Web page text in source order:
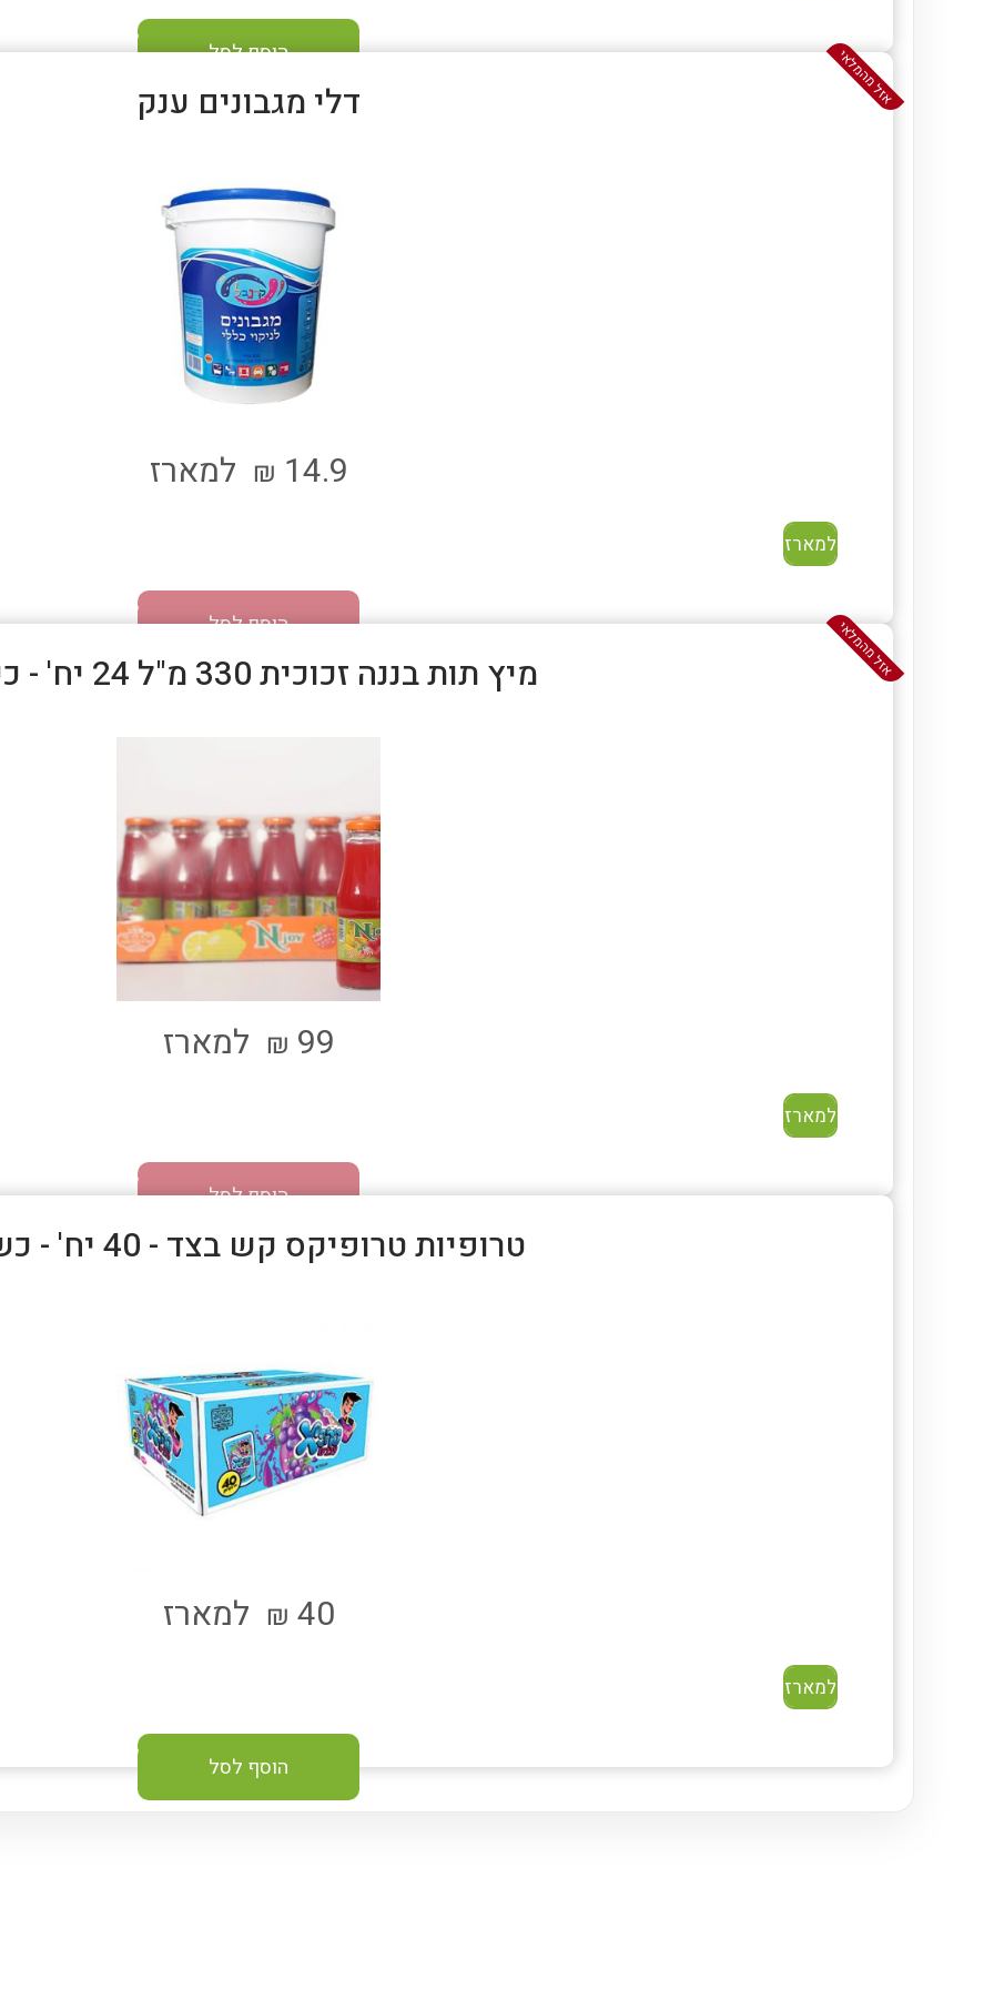
הוסף לסל אזל מהמלאי דלי מגבונים ענק
14.9
₪ למארז
למארז
הוסף לסל אזל מהמלאי מיץ תות בננה זכוכית 330 מ"ל 24 יח' - כשר
99
₪ למארז
למארז
הוסף לסל
טרופיות טרופיקס קש בצד - 40 יח' - כשר
40
₪ למארז
למארז
הוסף לסל